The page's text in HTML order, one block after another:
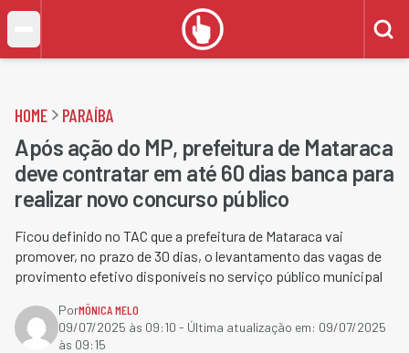
HOME PARAÍBA
Após ação do MP, prefeitura de Mataraca
deve contratar em até 60 dias banca para
realizar novo concurso público
Ficou definido no TAC que a prefeitura de Mataraca vai
promover, no prazo de 30 dias, o levantamento das vagas de
provimento efetivo disponíveis no serviço público municipal
PorMÔNICA MELO
09/07/2025 às 09:10 - Última atualização em: 09/07/2025
às 09:15